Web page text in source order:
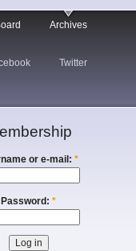
Archives
Twitter
or e-mail: *
Password: *